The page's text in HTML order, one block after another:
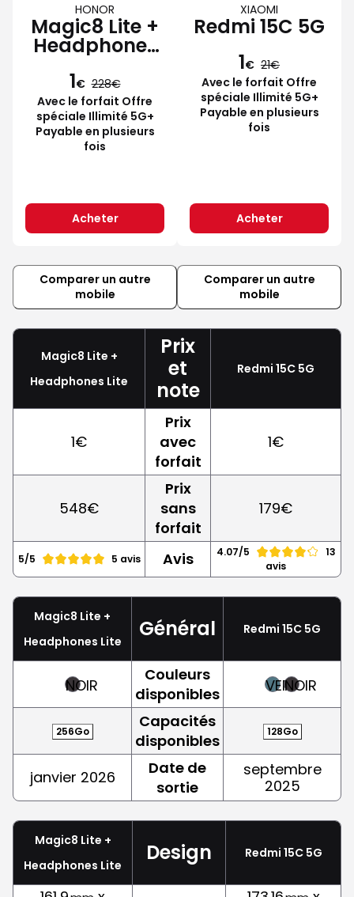
HONOR
Magic8 Lite +
Headphones
Lite
1€ 228
Avec le forfait Offre
spéciale Illimité 5G+
Payable en plusieurs
fois
Acheter
XIAOMI
Redmi 15C 5G
1€ 21
Avec le forfait Offre
spéciale Illimité 5G+
Payable en plusieurs
fois
Acheter
Comparer un autre
mobile
Comparer un autre
mobile
Magic8 Lite +
Headphones Lite
Prix
et
note
Redmi 15C 5G
1€
Prix
avec
forfait
1€
548€
Prix
sans
forfait
179€
5/5 5 avis Avis 4.07/5
13
avis
Magic8 Lite +
Headphones Lite
Général Redmi 15C 5G
NOIR
Couleurs
disponibles
VERTNOIR
256Go
Capacités
disponibles
128Go
janvier 2026
Date de
sortie
septembre
2025
Magic8 Lite +
Headphones Lite
Design Redmi 15C 5G